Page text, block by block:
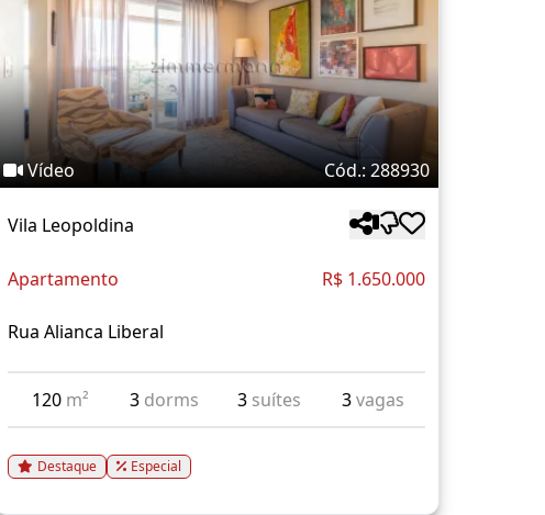
Vídeo Cód.: 288930
Vila Leopoldina
Apartamento R$ 1.650.000
Rua Alianca Liberal
120 m² 3 dorms 3 suítes 3vagas
Destaque Especial